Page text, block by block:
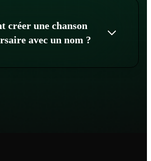
créer une chanson
avec un nom ?